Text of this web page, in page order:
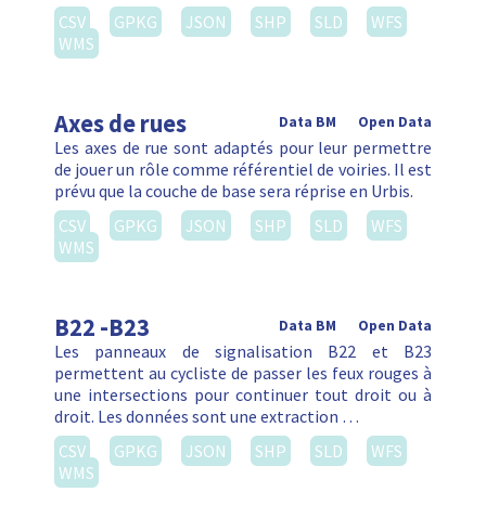
CSV
GPKG JSON SHP SLD
WFS
WMS
Axes de rues Open Data
Data BM
Les axes de rue sont adaptés pour leur permettre
de jouer un rôle comme référentiel de voiries. Il est
prévu que la couche de base sera réprise en Urbis.
CSV
GPKG JSON SHP SLD
WFS
WMS
B22 -B23 Open Data
Data BM
Les panneaux de signalisation B22 et B23
permettent au cycliste de passer les feux rouges à
une intersections pour continuer tout droit ou à
droit. Les données sont une extraction …
CSV
GPKG JSON SHP SLD
WFS
WMS